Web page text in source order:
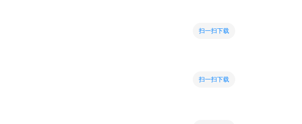
扫一扫下载
扫一扫下载